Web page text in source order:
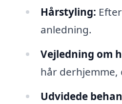
Hårstyling:
anledning.
Vejledning om
hår
Udvidede